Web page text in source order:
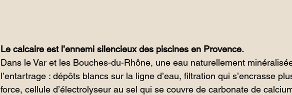
Le calcaire est l’ennemi silencieux des piscines en Provence.
Dans le Var et les Bouches-du-Rhône, une eau naturellement
l’entartrage : dépôts blancs sur la ligne d’eau, filtration qui s’encrasse
force, cellule d’électrolyseur au sel qui se couvre de carbonate de